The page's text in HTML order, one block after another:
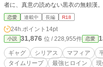
者に、真意の読めない黒衣の無頼漢。 果
有りは★マークです。 ※息抜き趣味
り。 ・作者も英語弱いので翻訳とか
い。 ・こまけ～こた～いいんだよ～
「どちらの言語がメインで話されて
（でないと英語に切り替わった時、
語が「」の時と『』の時があります
恋愛 連載中 長編 R18
24h.ポイント 14pt
小説 31,876 位 / 228,955件 恋愛
ギャグ シリアス マフィア
タイムリープ
最強ヒロイン 現